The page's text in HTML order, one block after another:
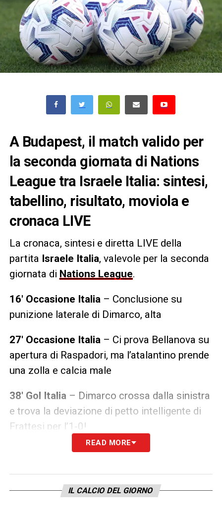
A Budapest, il match valido per
la seconda giornata di Nations
League tra Israele Italia: sintesi,
tabellino, risultato, moviola e
cronaca LIVE
La cronaca, sintesi e diretta LIVE della
partita Israele Italia, valevole per la seconda
giornata di Nations League.
16′ Occasione Italia – Conclusione su
punizione laterale di Dimarco, alta
27′ Occasione Italia – Ci prova Bellanova su
apertura di Raspadori, ma l’atalantino prende
una zolla e calcia male
38′ Gol Italia – Dimarco crossa dalla sinistra
e trova la deviazione di petto intelligente di
Frattesi per l’1-0!
39′ Occasione Italia– Ci prova subito
braccia del portiere
READ MORE
IL CALCIO DEL GIORNO